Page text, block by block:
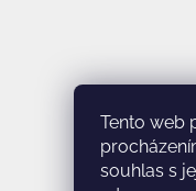
Tento web
souhlas s